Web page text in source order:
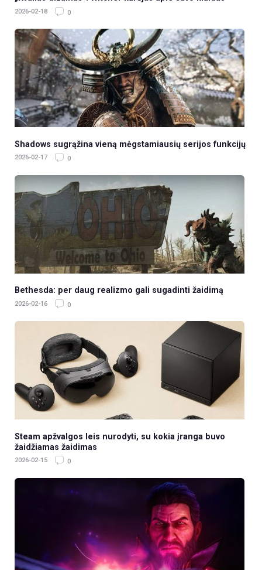
2026-02-18 0
Shadows sugrąžina vieną mėgstamiausių serijos funkcijų
2026-02-17 0
Bethesda: per daug realizmo gali sugadinti žaidimą
2026-02-16 0
Steam apžvalgos leis nurodyti, su kokia įranga buvo
žaidžiamas žaidimas
2026-02-15 0